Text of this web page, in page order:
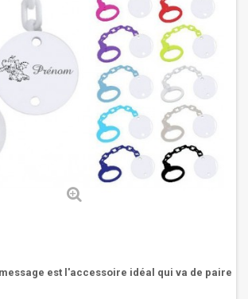
est l'accessoire idéal qui va de paire